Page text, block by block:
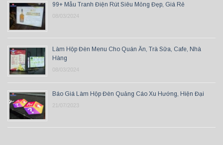
99+ Mẫu Tranh Điện Rút Siêu Mỏng Đẹp, Giá Rẻ
08/03/2024
Làm Hộp Đèn Menu Cho Quán Ăn, Trà Sữa, Cafe, Nhà
Hàng
08/03/2024
Báo Giá Làm Hộp Đèn Quảng Cáo Xu Hướng, Hiện Đại
21/07/2023